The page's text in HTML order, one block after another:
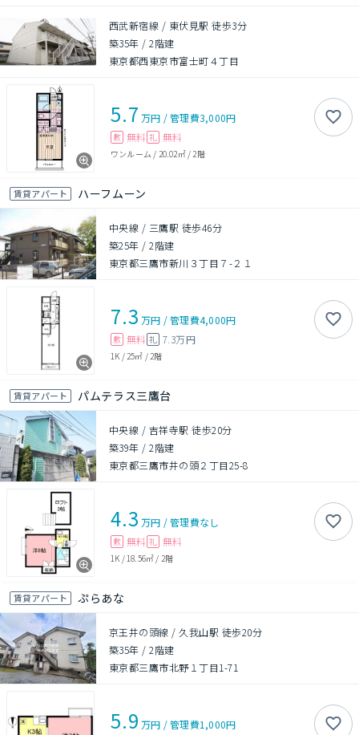
西武新宿線 / 東伏見駅 徒歩3分
築35年 /2階建
東京都西東京市富士町４丁目
5.7 万円 /管理費3,000円
敷 無料 礼 無料
ワンルーム / 20.02㎡/ 2階
賃貸アパート ハーフムーン
中央線 / 三鷹駅 徒歩46分
築25年 /2階建
東京都三鷹市新川３丁目７-２１
7.3 万円 /管理費4,000円
敷 無料 礼 7.3万円
1K / 25㎡ / 2階
賃貸アパート パムテラス三鷹台
中央線 / 吉祥寺駅 徒歩20分
築39年 /2階建
東京都三鷹市井の頭２丁目25-8
4.3 万円 /管理費なし
敷 無料 礼 無料
1K / 18.56㎡ / 2階
賃貸アパート ぷらあな
京王井の頭線 / 久我山駅 徒歩20分
築35年 /2階建
東京都三鷹市北野１丁目1-71
5.9 万円 /管理費1,000円